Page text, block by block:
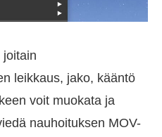
joitain
leikkaus, jako, kääntö
voit muokata ja
nauhoituksen MOV-